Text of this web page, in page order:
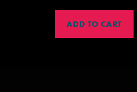
ADD TO CART